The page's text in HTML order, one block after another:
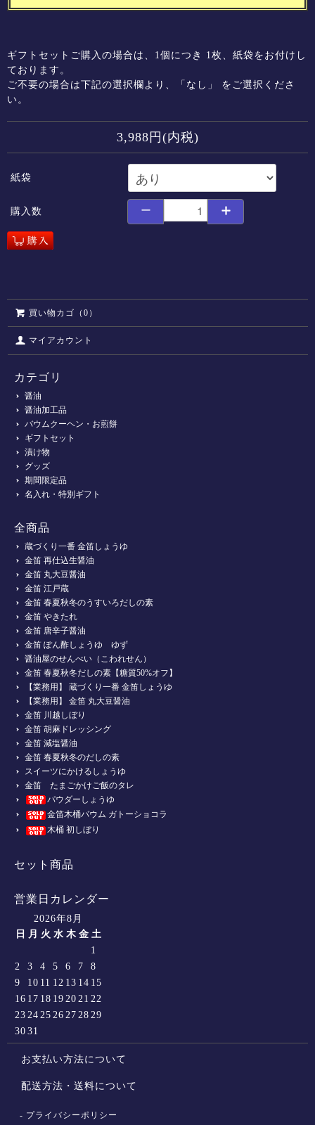
ギフトセットご購入の場合は、1個につき 1枚、紙袋をお付けし
ております。
ご不要の場合は下記の選択欄より、「なし」 をご選択くださ
い。
3,988円(内税)
紙袋
購入数
買い物カゴ（0）
マイアカウント
カテゴリ
醤油
醤油加工品
バウムクーヘン・お煎餅
ギフトセット
漬け物
グッズ
期間限定品
名入れ・特別ギフト
全商品
蔵づくり一番 金笛しょうゆ
金笛 再仕込生醤油
金笛 丸大豆醤油
金笛 江戸蔵
金笛 春夏秋冬のうすいろだしの素
金笛 やきたれ
金笛 唐辛子醤油
金笛 ぽん酢しょうゆ ゆず
醤油屋のせんべい（こわれせん）
金笛 春夏秋冬だしの素【糖質50%オフ】
【業務用】 蔵づくり一番 金笛しょうゆ
【業務用】 金笛 丸大豆醤油
金笛 川越しぼり
金笛 胡麻ドレッシング
金笛 減塩醤油
金笛 春夏秋冬のだしの素
スイーツにかけるしょうゆ
金笛 たまごかけご飯のタレ
パウダーしょうゆ
金笛木桶バウム ガトーショコラ
木桶 初しぼり
セット商品
営業日カレンダー
2026年8月
日
月 火 水 木 金 土
1
2
3 4 5 6 7
8
9
10 11 12 13 14 15
16 17 18 19 20 21 22
23 24 25 26 27 28 29
30 31
お支払い方法について
配送方法・送料について
プライバシーポリシー